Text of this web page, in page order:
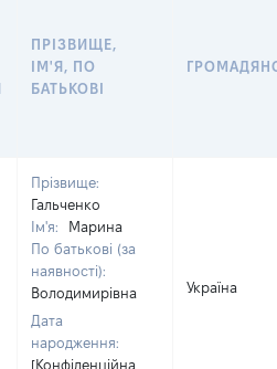
ПРІЗВИЩЕ,
ІМ'Я, ПО
БАТЬКОВІ
Прізвище:
Гальченко
Ім'я:
Марина
По батькові (за
наявності):
Володимирівна
Дата
народження:
[Конфіденційна
Україна